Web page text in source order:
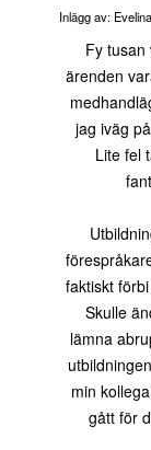
Inlägg av: Evelina
Fy tusan
ärenden
jag iväg
Lite fel
faktiskt
Skulle
lämna
min
gått för